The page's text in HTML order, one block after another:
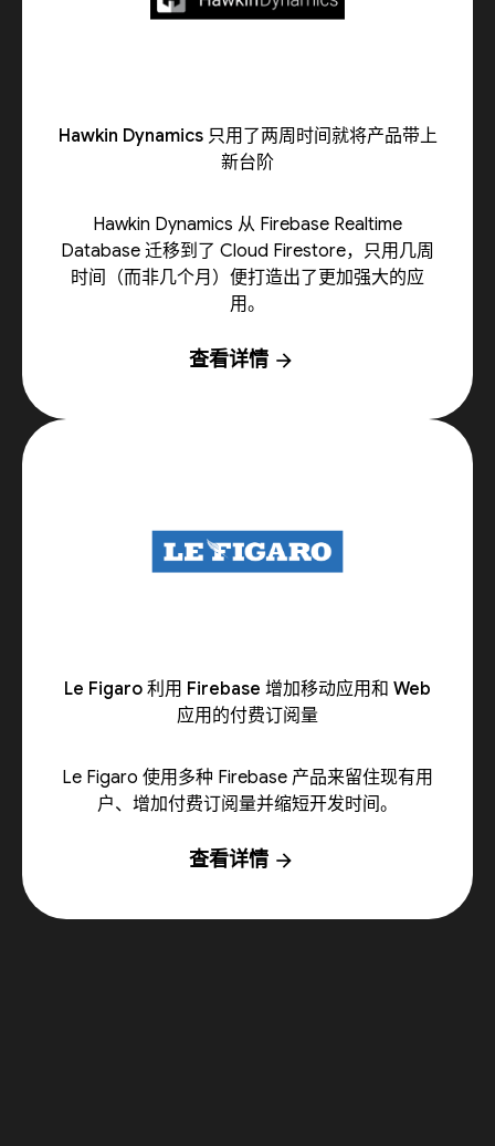
Hawkin Dynamics 只用了两周时间就将产品带上
新台阶
Hawkin Dynamics 从 Firebase Realtime
Database 迁移到了 Cloud Firestore，只用几周
时间（而非几个月）便打造出了更加强大的应
用。
查看详情 arrow_forward
Le Figaro 利用 Firebase 增加移动应用和 Web
应用的付费订阅量
Le Figaro 使用多种 Firebase 产品来留住现有用
户、增加付费订阅量并缩短开发时间。
查看详情 arrow_forward